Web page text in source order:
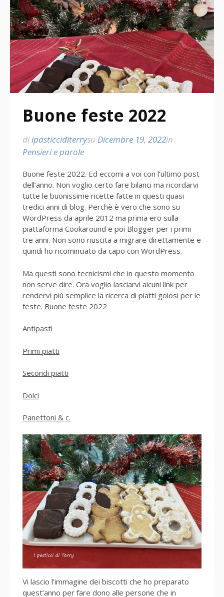
Buone feste 2022
diipasticciditerrysu Dicembre 19, 2022in
Pensieri e parole
Buone feste 2022. Ed eccomi a voi con l’ultimo post
dell’anno. Non voglio certo fare bilanci ma ricordarvi
tutte le buonissime ricette fatte in questi quasi
tredici anni di blog. Perchè è vero che sono su
WordPress da aprile 2012 ma prima ero sulla
piattaforma Cookaround e poi Blogger per i primi
tre anni. Non sono riuscita a migrare direttamente e
quindi ho ricominciato da capo con WordPress.
Ma questi sono tecnicismi che in questo momento
non serve dire. Ora voglio lasciarvi alcuni link per
rendervi più semplice la ricerca di piatti golosi per le
feste. Buone feste 2022
Antipasti
Primi piatti
Secondi piatti
Dolci
Panettoni & c.
Vi lascio l’immagine dei biscotti che ho preparato
quest’anno per fare dono alle persone che in